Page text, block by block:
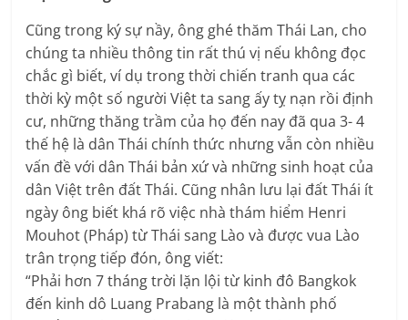
Cũng trong ký sự nầy, ông ghé thăm Thái Lan, cho
chúng ta nhiều thông tin rất thú vị nếu không đọc
chắc gì biết, ví dụ trong thời chiến tranh qua các
thời kỳ một số người Việt ta sang ấy tỵ nạn rồi định
cư, những thăng trầm của họ đến nay đã qua 3- 4
thế hệ là dân Thái chính thức nhưng vẫn còn nhiều
vấn đề với dân Thái bản xứ và những sinh hoạt của
dân Việt trên đất Thái. Cũng nhân lưu lại đất Thái ít
ngày ông biết khá rõ việc nhà thám hiểm Henri
Mouhot (Pháp) từ Thái sang Lào và được vua Lào
trân trọng tiếp đón, ông viết:
“Phải hơn 7 tháng trời lặn lội từ kinh đô Bangkok
đến kinh dô Luang Prabang là một thành phố